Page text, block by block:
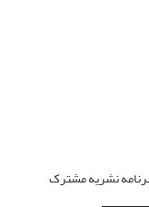
نشریه مشترک